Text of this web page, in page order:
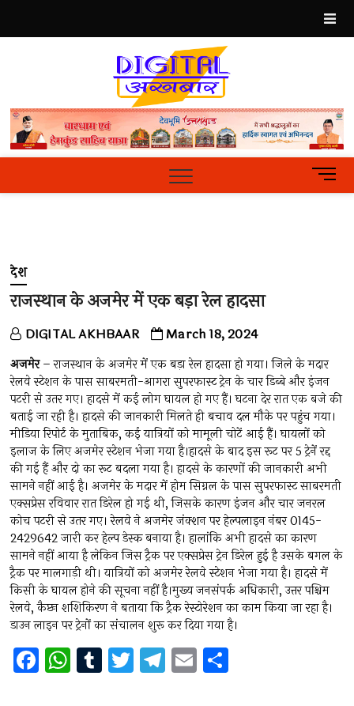
content
Hindi
News
PortalM
e
देश
राजस्थान के अजमेर में एक बड़ा रेल हादसा
DIGITAL AKHBAAR March 18, 2024
अजमेर– राजस्थान के अजमेर में एक बड़ा रेल हादसा हो गया। जिले के मदार
रेलवे स्टेशन के पास साबरमती-आगरा सुपरफास्ट ट्रेन के चार डिब्बे और इंजन
पटरी से उतर गए। हादसे में कई लोग घायल हो गए हैं। घटना देर रात एक बजे की
बताई जा रही है। हादसे की जानकारी मिलते ही बचाव दल मौके पर पहुंच गया।
मीडिया रिपोर्ट के मुताबिक, कई यात्रियों को मामूली चोटें आई हैं। घायलों को
इलाज के लिए अजमेर स्टेशन भेजा गया है।हादसे के बाद इस रूट पर 5 ट्रेनें रद्द
की गई हैं और दो का रूट बदला गया है। हादसे के कारणों की जानकारी अभी
सामने नहीं आई है। अजमेर के मदार में होम सिग्नल के पास सुपरफास्ट साबरमती
एक्सप्रेस रविवार रात डिरेल हो गई थी, जिसके कारण इंजन और चार जनरल
कोच पटरी से उतर गए। रेलवे ने अजमेर जंक्शन पर हेल्पलाइन नंबर 0145-
2429642 जारी कर हेल्प डेस्क बनाया है। हालांकि अभी हादसे का कारण
सामने नहीं आया है लेकिन जिस ट्रैक पर एक्सप्रेस ट्रेन डिरेल हुई है उसके बगल के
ट्रैक पर मालगाड़ी थी। यात्रियों को अजमेर रेलवे स्टेशन भेजा गया है। हादसे में
किसी के घायल होने की सूचना नहीं है।मुख्य जनसंपर्क अधिकारी, उत्तर पश्चिम
रेलवे, कैप्टन शशिकिरण ने बताया कि ट्रैक रेस्टोरेशन का काम किया जा रहा है।
डाउन लाइन पर ट्रेनों का संचालन शुरू कर दिया गया है।
F
a
W
h
T
u
T
wi
T
el
E
m